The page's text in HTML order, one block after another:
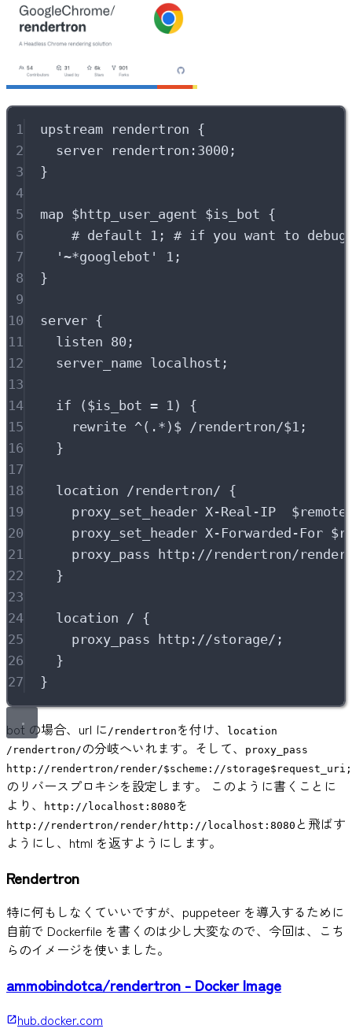
1 upstream rendertron {
2
server rendertron:3000;
3
}
4
5
map $http_user_agent $is_bot {
6
# default 1; # if you want to debug
7
'~*googlebot' 1 ;
8
}
9
10
server {
11
listen 80 ;
12
server_name localhost ;
13
14
if ( $is_bot = 1) {
15
rewrite ^(.*)$ /rendertron/$1 ;
16
}
17
18
location /rendertron/ {
19
proxy_set_header X-Real-IP $
20
proxy_set_header X-Forwarded-For $
21
proxy_pass
http://rendertron/
22
}
23
24
location / {
25
proxy_pass http://storage/ ;
26
}
27
}
bot の場合、url に /rendertron を付け、
location
/rendertron/ の分岐へいれます。そして、
proxy_pass
http://rendertron/render/$scheme://storage$request_uri;
のリバースプロキシを設定します。 このように書くことに
より、
http://localhost:8080 を
http://rendertron/render/http://localhost:8080 と飛ばす
ようにし、html を返すようにします。
Rendertron
特に何もしなくていいですが、puppeteer を導入するために
自前で Dockerfile を書くのは少し大変なので、今回は、こち
らのイメージを使いました。
ammobindotca/rendertron - Docker Image
hub.docker.com